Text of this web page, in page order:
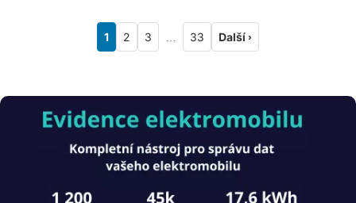
1 2 3 33 Další ›
Obrázek